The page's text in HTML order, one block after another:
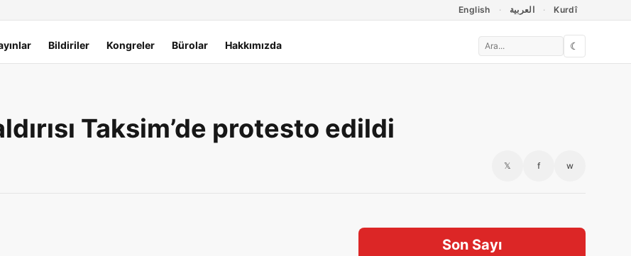
English العربية Kurdî
Bildiriler Kongreler Bürolar Hakkımızda ☾
Taksim’de protesto edildi
𝕏 f w
Son Sayı